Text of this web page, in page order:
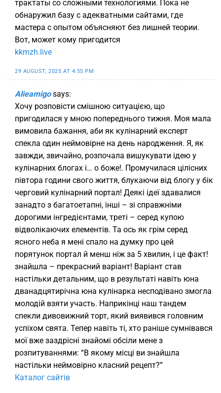
трактаты со сложными технологиями. Пока не
обнаружил базу с адекватными сайтами, где
мастера с опытом объясняют без лишней теории.
Вот, может кому пригодится
kkmzh.live
29 AUGUST, 2025 AT 4:55 PM
Alieamigo says:
Хочу розповісти смішною ситуацією, що
пригодилася у мною попереднього тижня. Моя мала
вимовила бажання, аби як кулінарний експерт
спекла один неймовірне на день народження. Я, як
завжди, звичайно, розпочала вишукувати ідею у
кулінарних блогах і… о боже!. Промучилася цілісних
півтора години свого життя, блукаючи від блогу у бік
черговий кулінарний портал! Деякі ідеї здавалися
занадто з багатоетапні, інші – зі справжніми
дорогими інгредієнтами, треті – серед купою
відволікаючих елементів. Та ось як грім серед
ясного неба я мені спало на думку про цей
порятунок портал й менш ніж за 5 хвилин, і це факт!
знайшла – прекрасний варіант! Варіант став
настільки детальним, що в результаті навіть юна
дванадцятирічна юна кулінарка несподівано змогла
молодій взяти участь. Наприкінці наш тандем
спекли дивовижний торт, який виявився головним
успіхом свята. Тепер навіть ті, хто раніше сумнівався
мої вже заздрісні знайомі обсіли мене з
розпитуваннями: “В якому місці ви знайшла
настільки неймовірно класний рецепт?”
Каталог сайтів